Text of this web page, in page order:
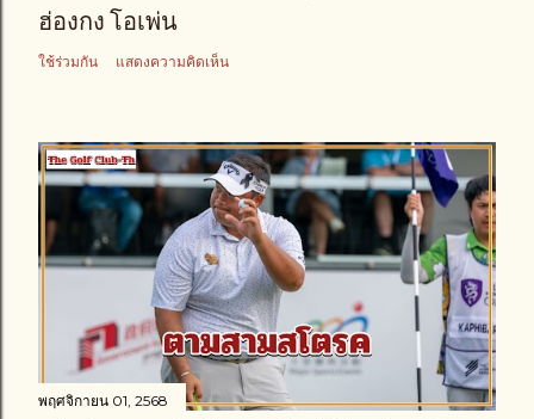
ฮ่องกง โอเพ่น
ใช้ร่วมกัน แสดงความคิดเห็น
พฤศจิกายน 01, 2568